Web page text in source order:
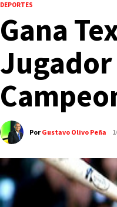
DEPORTES
Gana
Jugador
PorGustavo Olivo Peña